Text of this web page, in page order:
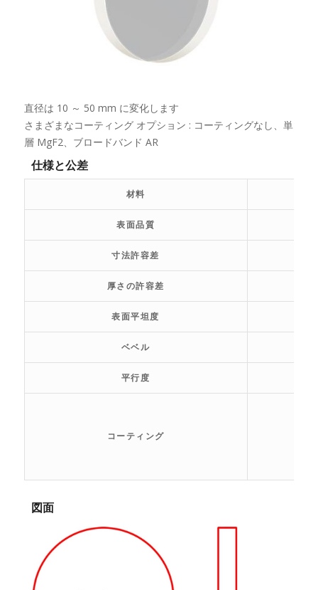
直径は 10 ～ 50 mm に変化します
さまざまなコーティング オプション : コーティングなし、単
層 MgF2、ブロードバンド AR
仕様と公差
材料
表面品質
寸法許容差
厚さの許容差
表面平坦度
ベベル
平行度
コーティング
図面